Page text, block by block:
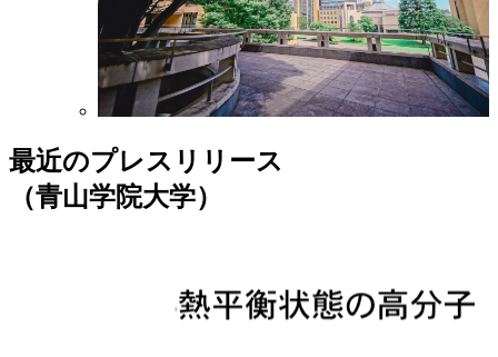
最近のプレスリリース
（青山学院大学）